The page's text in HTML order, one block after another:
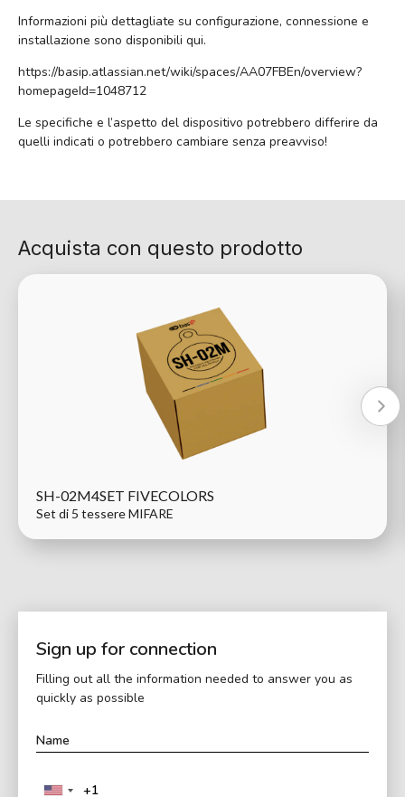
Informazioni più dettagliate su configurazione, connessione e
installazione sono disponibili qui.
https://basip.atlassian.net/wiki/spaces/AA07FBEn/overview?
homepageId=1048712
Le specifiche e l’aspetto del dispositivo potrebbero differire da
quelli indicati o potrebbero cambiare senza preavviso!
Acquista con questo prodotto
SH-02M4SET FIVECOLORS
Set di 5 tessere MIFARE
Sign up for connection
Filling out all the information needed to answer you as
quickly as possible